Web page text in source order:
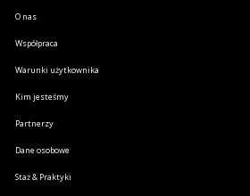
O nas
Współpraca
Warunki użytkownika
Kim jesteśmy
Partnerzy
Dane osobowe
Staż & Praktyki